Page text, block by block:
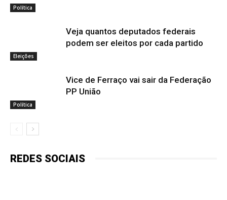
Política
Eleições
Veja quantos deputados federais
podem ser eleitos por cada partido
Política
Vice de Ferraço vai sair da Federação
PP União
REDES SOCIAIS